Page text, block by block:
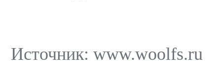
Источник: www.woolfs.ru